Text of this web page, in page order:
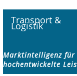
Transport &
Logistik
Marktintelligenz für
hochentwickelte